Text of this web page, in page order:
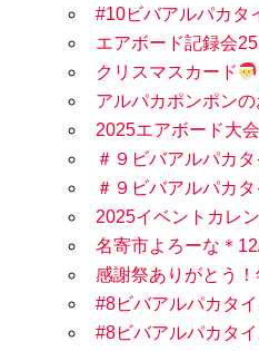
#10ビバアルパカタ
エアボード記録会
クリスマスカード
アルパカポンポン
2025エアボード大会
＃９ビバアルパカ
＃９ビバアルパカ
2025イベントカレ
名寄市よろーな＊
感謝祭ありがとう
#8ビバアルパカタ
#8ビバアルパカタ